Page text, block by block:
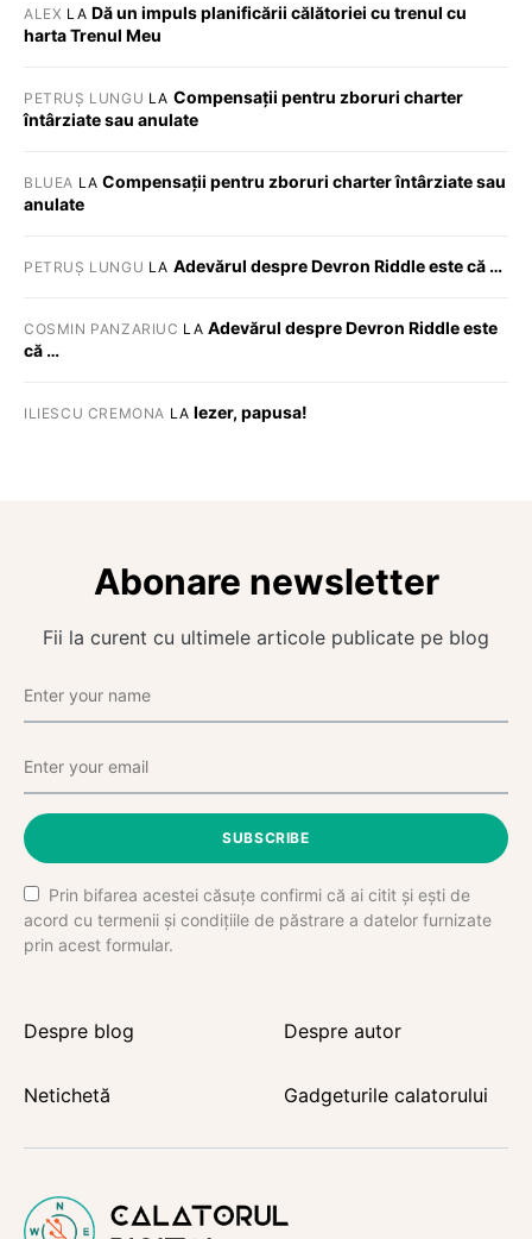
ALEX LA Dă un impuls planificării călătoriei cu trenul cu
harta Trenul Meu
PETRUȘ LUNGU LA Compensații pentru zboruri charter
întârziate sau anulate
BLUEA LACompensații pentru zboruri charter întârziate sau
anulate
PETRUȘ LUNGU LA Adevărul despre Devron Riddle este că …
COSMIN PANZARIUC LA Adevărul despre Devron Riddle este
că …
ILIESCU CREMONA LA Iezer, papusa!
Abonare newsletter
Fii la curent cu ultimele articole publicate pe blog
SUBSCRIBE
Prin bifarea acestei căsuțe confirmi că ai citit și ești de
acord cu termenii și condițiile de păstrare a datelor furnizate
prin acest formular.
Despre blog Despre autor
Netichetă Gadgeturile calatorului